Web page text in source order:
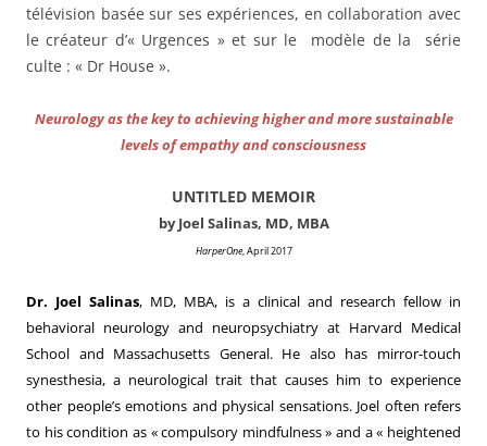
télévision basée sur ses expériences, en collaboration avec
le créateur d’« Urgences » et sur le modèle de la série
culte : « Dr House ».
Neurology as the key to achieving higher and more sustainable
levels of empathy and consciousness
UNTITLED MEMOIR
by Joel Salinas, MD, MBA
HarperOne, April 2017
Dr. Joel Salinas, MD, MBA, is a clinical and research fellow in
behavioral neurology and neuropsychiatry at Harvard Medical
School and Massachusetts General. He also has mirror-touch
synesthesia, a neurological trait that causes him to experience
other people’s emotions and physical sensations. Joel often refers
to his condition as « compulsory mindfulness » and a « heightened